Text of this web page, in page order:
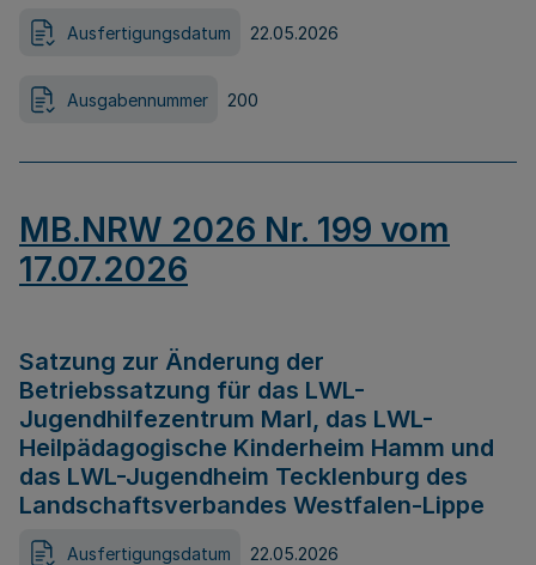
Ausfertigungsdatum 22.05.2026
Ausgabennummer 200
MB.NRW 2026 Nr. 199 vom
17.07.2026
Satzung zur Änderung der
Betriebssatzung für das LWL-
Jugendhilfezentrum Marl, das LWL-
Heilpädagogische Kinderheim Hamm und
das LWL-Jugendheim Tecklenburg des
Landschaftsverbandes Westfalen-Lippe
Ausfertigungsdatum 22.05.2026